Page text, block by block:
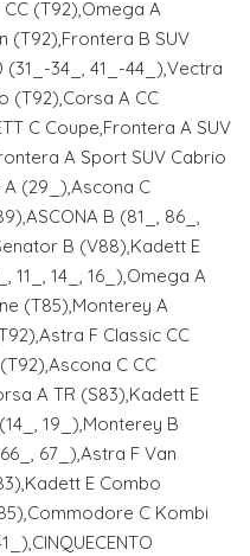
CC (T92),Omega A
(T92),Frontera B SUV
(31_-34_, 41_-44_),Vectra
(T92),Corsa A CC
C Coupe,Frontera A SUV
A Sport SUV Cabrio
A (29_),Ascona C
B (81_, 86_,
B (V88),Kadett E
11_, 14_, 16_),Omega A
(T85),Monterey A
F Classic CC
C CC
A TR (S83),Kadett E
19_),Monterey B
67_),Astra F Van
E Combo
C Kombi